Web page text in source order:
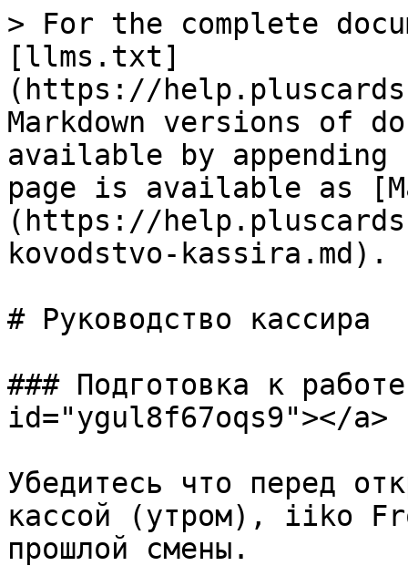
> For the complete
[llms.txt]
(https://
Markdown versions of
available by
page is available as
(https://
kovodstvo-kassira.md).
# Руководство кассира
### Подготовка к
id="ygul8f67oqs9"></a>
Убедитесь что перед
кассой (утром), iiko
прошлой смены.